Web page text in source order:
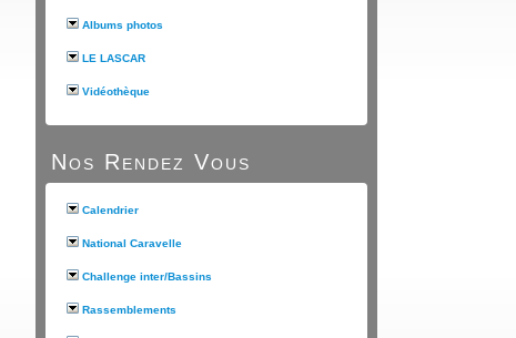
Albums photos
LE LASCAR
Vidéothèque
Nos Rendez Vous
Calendrier
National Caravelle
Challenge inter/Bassins
Rassemblements